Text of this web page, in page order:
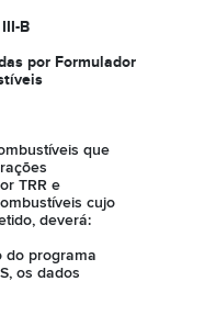
B
por Formulador
que
TRR e
cujo
deverá:
do programa
os dados